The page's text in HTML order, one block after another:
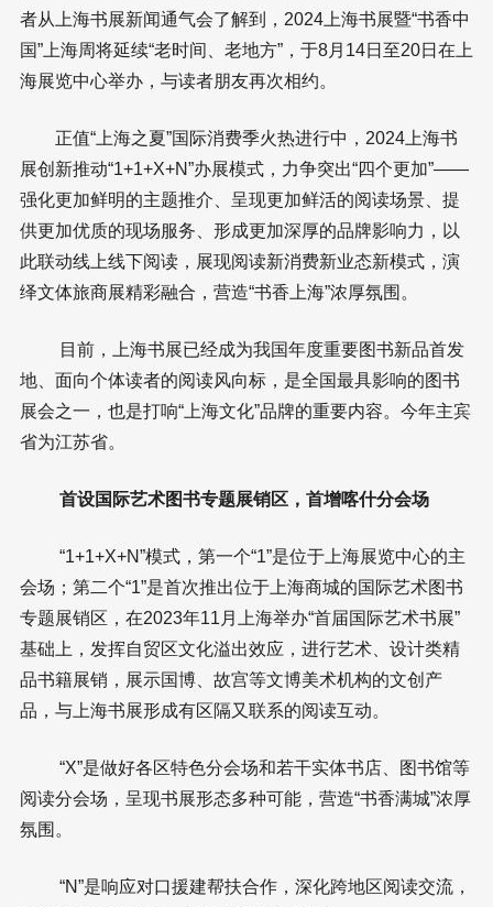
者从上海书展新闻通气会了解到，2024上海书展暨“书香中
国”上海周将延续“老时间、老地方”，于8月14日至20日在上
海展览中心举办，与读者朋友再次相约。
正值“上海之夏”国际消费季火热进行中，2024上海书
展创新推动“1+1+X+N”办展模式，力争突出“四个更加”——
强化更加鲜明的主题推介、呈现更加鲜活的阅读场景、提
供更加优质的现场服务、形成更加深厚的品牌影响力，以
此联动线上线下阅读，展现阅读新消费新业态新模式，演
绎文体旅商展精彩融合，营造“书香上海”浓厚氛围。
目前，上海书展已经成为我国年度重要图书新品首发
地、面向个体读者的阅读风向标，是全国最具影响的图书
展会之一，也是打响“上海文化”品牌的重要内容。今年主宾
省为江苏省。
首设国际艺术图书专题展销区，首增喀什分会场
“1+1+X+N”模式，第一个“1”是位于上海展览中心的主
会场；第二个“1”是首次推出位于上海商城的国际艺术图书
专题展销区，在2023年11月上海举办“首届国际艺术书展”
基础上，发挥自贸区文化溢出效应，进行艺术、设计类精
品书籍展销，展示国博、故宫等文博美术机构的文创产
品，与上海书展形成有区隔又联系的阅读互动。
“X”是做好各区特色分会场和若干实体书店、图书馆等
阅读分会场，呈现书展形态多种可能，营造“书香满城”浓厚
氛围。
“N”是响应对口援建帮扶合作，深化跨地区阅读交流，